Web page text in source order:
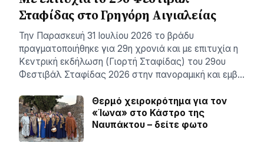
Σταφίδας στο Γρηγόρη Aιγιαλείας
Την Παρασκευή 31 Ιουλίου 2026 το βράδυ
πραγματοποιήθηκε για 29η χρονιά και με επιτυχία η
Κεντρική εκδήλωση (Γιορτή Σταφίδας) του 29ου
Φεστιβάλ Σταφίδας 2026 στην πανοραμική και εμβ…
Θερμό χειροκρότημα για τον
«Ίωνα» στο Κάστρο της
Ναυπάκτου – δείτε φωτο